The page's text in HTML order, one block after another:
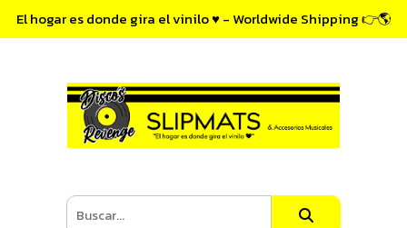
El hogar es donde gira el vinilo ♥ - Worldwide Shipping 👉🌎